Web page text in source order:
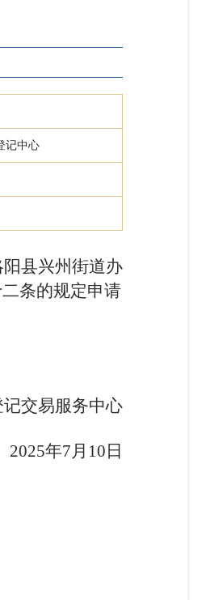
记中心
阳县兴州街道办
条的规定申请
交易服务中心
2025年7月10日